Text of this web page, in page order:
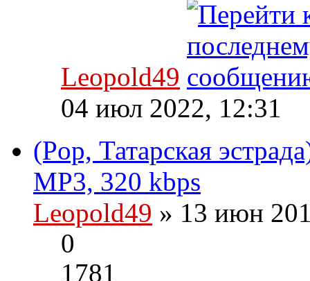
Leopold49
04 июл 2022, 12:31
(Pop, Татарская
MP3, 320 kbps
Leopold49 » 13 июн
0
1781